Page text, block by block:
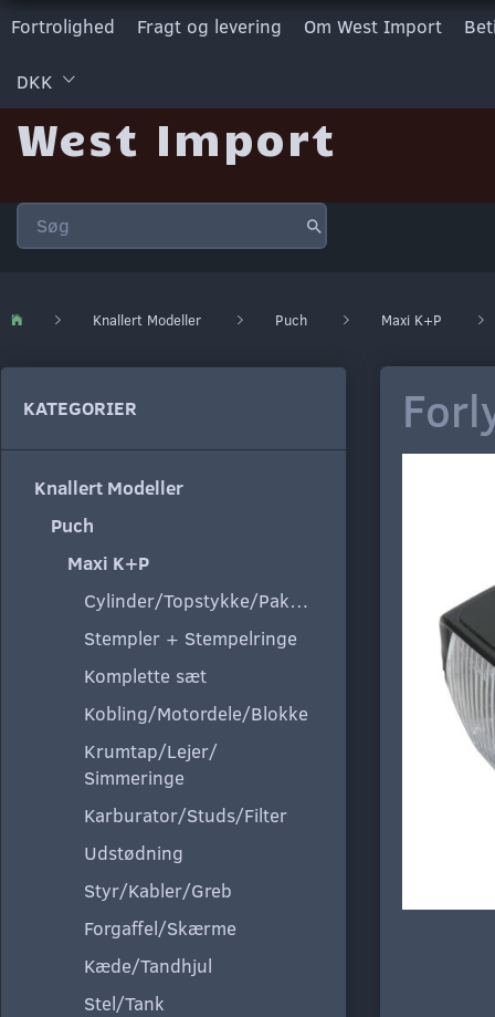
Fortrolighed Fragt og levering Om West Import
DKK
West Import
Knallert Modeller Puch Maxi K+P
KATEGORIER
Knallert Modeller
Puch
Maxi K+P
Cylinder/Topstykke/Pakning
Stempler + Stempelringe
Komplette sæt
Kobling/Motordele/Blokke
Krumtap/Lejer/
Simmeringe
Karburator/Studs/Filter
Udstødning
Styr/Kabler/Greb
Forgaffel/Skærme
Kæde/Tandhjul
Stel/Tank